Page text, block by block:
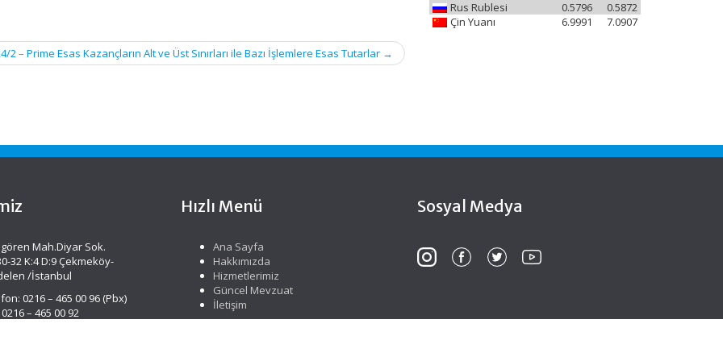
2 – Prime Esas Kazançların Alt ve Üst Sınırları ile Bazı İşlemlere Esas Tutarlar →
Rus Rublesi
0.5872
0.5796
Çin Yuanı
7.0907
6.9991
Mah.Diyar Sok.
32 K:4 D:9 Çekmeköy-
/İstanbul
0216 – 465 00 96 (Pbx)
– 465 00 92
Hızlı Menü
Ana Sayfa
Hakkımızda
Hizmetlerimiz
Güncel Mevzuat
İletişim
Sosyal Medya